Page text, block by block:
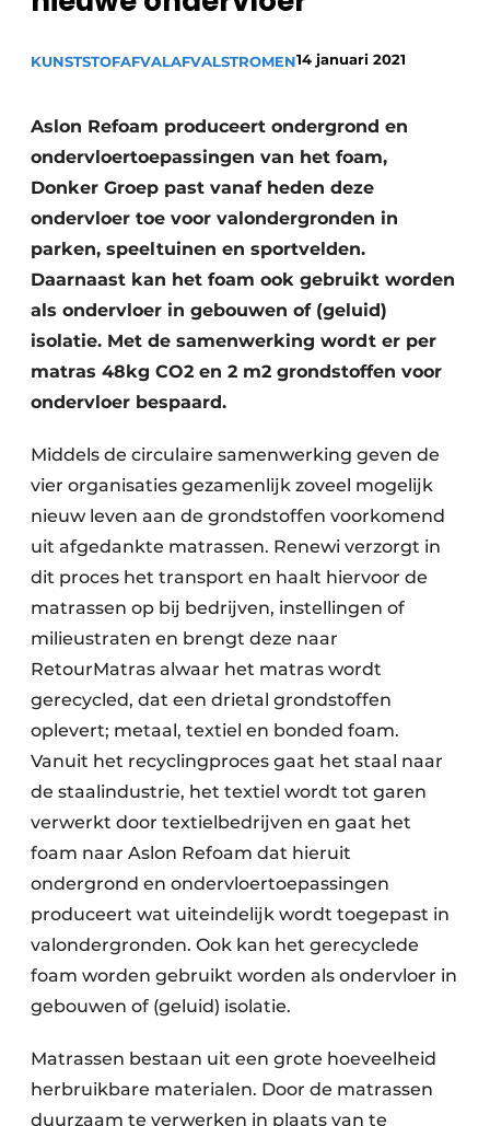
recyclingstroom in België
Video’s
Safety First
Kranen
Recyclinginstallaties
Detectieapparatuur
Stofbeheersing
Uitrustingsstukken
Shredders
Transportbanden
Zeven & Brekers
Bedrijfsafval
Bouw & Sloopafval
Elektronisch Afval
Glasrecyclage
Houtafval
Kunststofafval
Medisch afval
Metaalrecyclage
Papierafval
Textielrecyclage
KUNSTSTOFAFVALAFVALSTROMEN14 januari 2021
Aslon Refoam produceert ondergrond en
ondervloertoepassingen van het foam,
Donker Groep past vanaf heden deze
ondervloer toe voor valondergronden in
parken, speeltuinen en sportvelden.
Daarnaast kan het foam ook gebruikt worden
als ondervloer in gebouwen of (geluid)
isolatie. Met de samenwerking wordt er per
matras 48kg CO2 en 2 m2 grondstoffen voor
ondervloer bespaard.
Middels de circulaire samenwerking geven de
vier organisaties gezamenlijk zoveel mogelijk
nieuw leven aan de grondstoffen voorkomend
uit afgedankte matrassen. Renewi verzorgt in
dit proces het transport en haalt hiervoor de
matrassen op bij bedrijven, instellingen of
milieustraten en brengt deze naar
RetourMatras alwaar het matras wordt
gerecycled, dat een drietal grondstoffen
oplevert; metaal, textiel en bonded foam.
Vanuit het recyclingproces gaat het staal naar
de staalindustrie, het textiel wordt tot garen
verwerkt door textielbedrijven en gaat het
foam naar Aslon Refoam dat hieruit
ondergrond en ondervloertoepassingen
produceert wat uiteindelijk wordt toegepast in
valondergronden. Ook kan het gerecyclede
foam worden gebruikt worden als ondervloer in
gebouwen of (geluid) isolatie.
Matrassen bestaan uit een grote hoeveelheid
herbruikbare materialen. Door de matrassen
duurzaam te verwerken in plaats van te